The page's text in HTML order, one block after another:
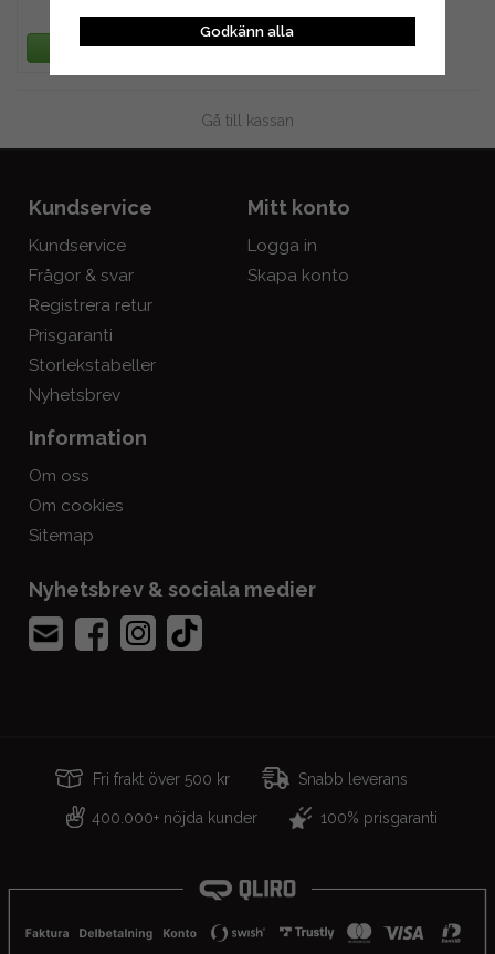
583 kr
LÄGG I VARUKORG
Gå till kassan
Kundservice
Kundservice
Frågor & svar
Registrera retur
Prisgaranti
Storlekstabeller
Nyhetsbrev
Mitt konto
Logga in
Skapa konto
Information
Om oss
Om cookies
Sitemap
Nyhetsbrev & sociala medier
Fri frakt över 500 kr Snabb leverans
400.000+ nöjda kunder 100% prisgaranti
Godkänn alla